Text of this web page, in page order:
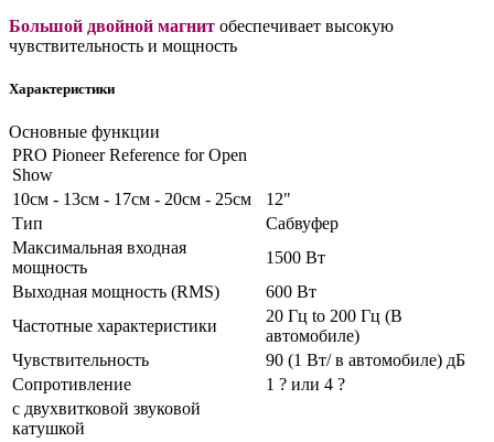
Большой двойной магнит обеспечивает высокую
чувствительность и мощность
Характеристики
Основные функции
PRO Pioneer Reference for Open
Show
10см - 13см - 17см - 20см - 25см
12"
Тип
Сабвуфер
Максимальная входная
мощность
1500 Вт
Выходная мощность (RMS)
600 Вт
Частотные характеристики
20 Гц to 200 Гц (В
автомобиле)
Чувствительность
90 (1 Вт/ в автомобиле) дБ
Сопротивление
1 ? или 4 ?
с двухвитковой звуковой
катушкой